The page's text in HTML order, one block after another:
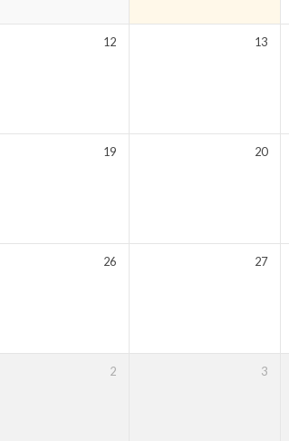
12 13
19 20
26 27
2 3